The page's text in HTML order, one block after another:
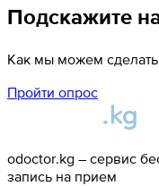
Подскажите
Как мы можем
Пройти опрос
odoctor.kg – сервис
запись на прием